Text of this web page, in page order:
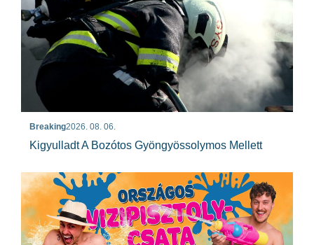
Breaking2026. 08. 06.
Kigyulladt A Bozótos Gyöngyössolymos Mellett